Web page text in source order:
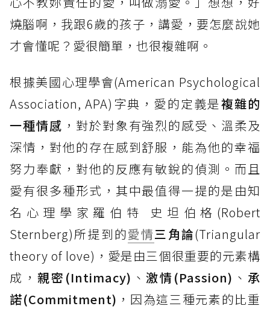
燒腦啊，我跟6歲的孩子，講愛，要怎麼說她
才會懂呢？愛很簡單，也很複雜啊。
根據美國心理學會(American Psychological
Association, APA)字典，愛的定義是複雜的
一種情感 ，對於對象有強烈的感受、溫柔及
深情，對他的存在感到舒服，能為他的幸福
努力奉獻，對他的反應有敏銳的偵測。而且
愛有很多種形式，其中最值得一提的是由知
名心理學家羅伯特 史坦伯格(Robert
Sternberg)所提到的愛情三角論(Triangular
theory of love)，愛是由三個很重要的元素構
成， 親密(Intimacy) 、 激情(Passion) 、承
諾(Commitment) ，因為這三種元素的比重